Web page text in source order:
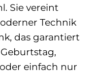
Sie vereint
Technik
das garantiert
einfach nur